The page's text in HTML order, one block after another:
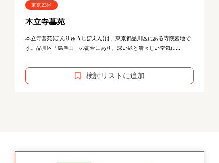
東京23区
本立寺墓苑
本立寺墓苑(ほんりゅうじぼえん)は、東京都品川区にある寺院墓地で
す。品川区「島津山」の高台にあり、深い緑と清々しい空気に...
検討リストに追加